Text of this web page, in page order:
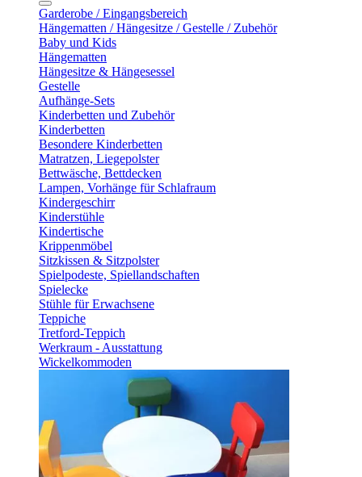
Garderobe / Eingangsbereich
Hängematten / Hängesitze / Gestelle / Zubehör
Baby und Kids
Hängematten
Hängesitze & Hängesessel
Gestelle
Aufhänge-Sets
Kinderbetten und Zubehör
Kinderbetten
Besondere Kinderbetten
Matratzen, Liegepolster
Bettwäsche, Bettdecken
Lampen, Vorhänge für Schlafraum
Kindergeschirr
Kinderstühle
Kindertische
Krippenmöbel
Sitzkissen & Sitzpolster
Spielpodeste, Spiellandschaften
Spielecke
Stühle für Erwachsene
Teppiche
Tretford-Teppich
Werkraum - Ausstattung
Wickelkommoden